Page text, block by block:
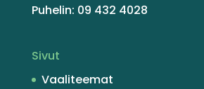
Puhelin: 09 432 4028
Sivut
Vaaliteemat